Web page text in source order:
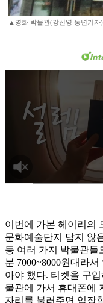
▲영화 박물관(강신영 동년기자)
이번에 가본 헤이리의
문화예술단지 답지 않
등 여러 가지 박물관들
분 7000~8000원대라
아야 했다. 티켓을 구
물관에 가서 휴대폰에
자리를 불러주면 입장